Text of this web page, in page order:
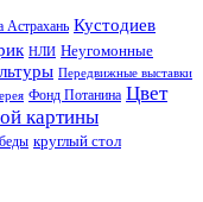
Астрахань Кустодиев
НЛИ Неугомонные
Передвижные выставки
Фонд Потанина Цвет
картины
круглый стол